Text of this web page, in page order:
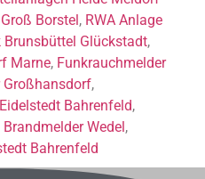
Borstel , RWA Anlage
Brunsbüttel Glückstadt,
Marne, Funkrauchmelder
Großhansdorf,
Bahrenfeld,
Brandmelder Wedel ,
Bahrenfeld